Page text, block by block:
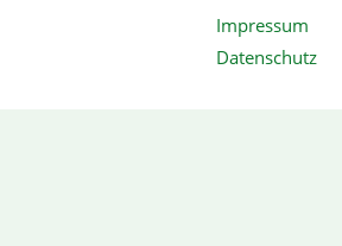
Impressum
Datenschutz